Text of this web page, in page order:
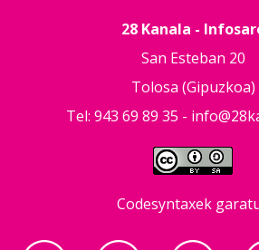
28 Kanala -
San Esteban 20
Tolosa (Gipuzkoa)
Tel: 943 69 89 35 -
Codesyntaxek